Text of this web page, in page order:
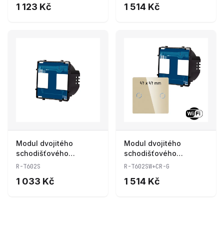
1 123 Kč 1 514 Kč
Modul dvojitého
schodišťového
dotykového vypínače
R-T602S
1 033 Kč
Modul dvojitého
schodišťového
dotykového vypínače s
R-T602SW+CR-G
1 514 Kč